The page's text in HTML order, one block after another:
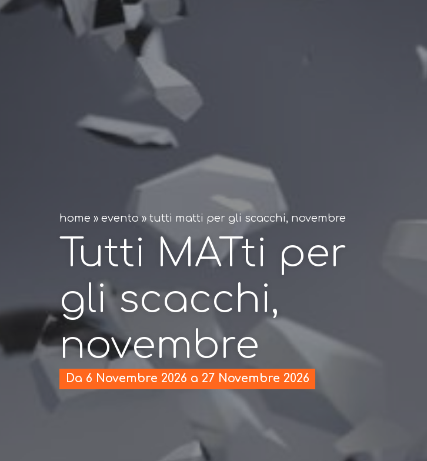
home » evento» tutti matti per gli scacchi, novembre
Tutti MATti per
gli scacchi,
novembre
Da 6 Novembre 2026 a 27 Novembre 2026